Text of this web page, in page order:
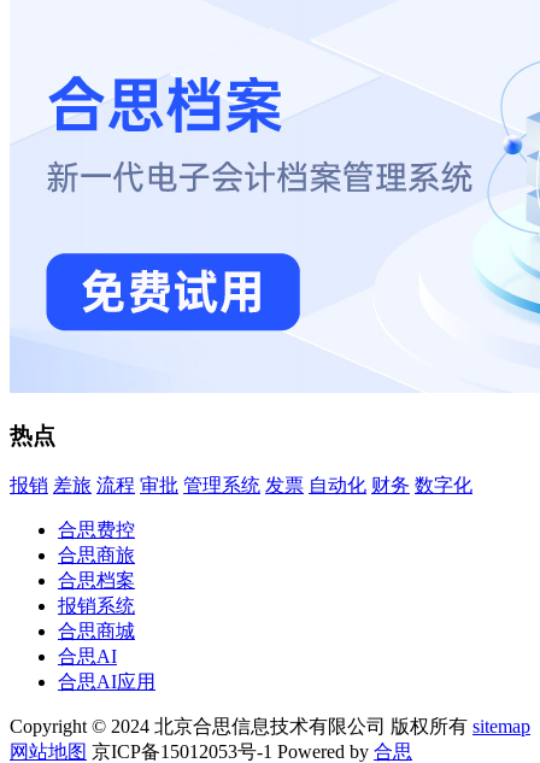
热点
报销 差旅 流程 审批 管理系统 发票 自动化 财务 数字化
合思费控
合思商旅
合思档案
报销系统
合思商城
合思AI
合思AI应用
Copyright © 2024 北京合思信息技术有限公司 版权所有 sitemap
网站地图 京ICP备15012053号-1 Powered by 合思